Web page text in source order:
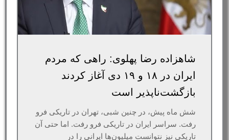
شاهزاده رضا پهلوی: راهی که مردم
ایران در ۱۸ و ۱۹ دی آغاز کردند
بازگشت‌ناپذیر است
شش ماه پیش، در چنین شبی، تهران در تاریکی فرو
رفت. سراسر ایران در تاریکی فرو رفت. اما حتی آن
تاریکی نیز نتوانست میلیون‌ها ایرانی را در